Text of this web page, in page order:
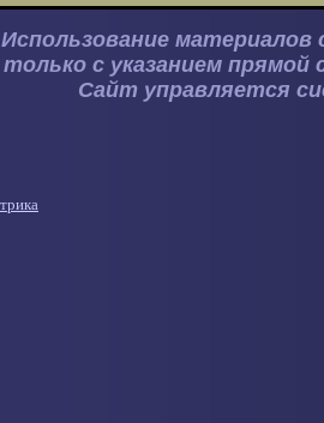
Использование материалов
только с указанием прямой
Сайт управляется